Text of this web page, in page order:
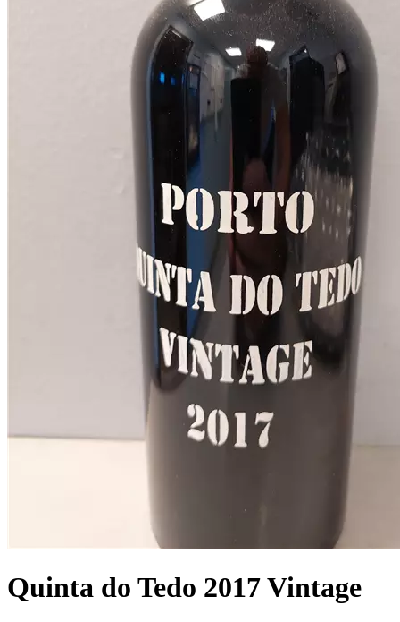
Quinta do Tedo 2017 Vintage